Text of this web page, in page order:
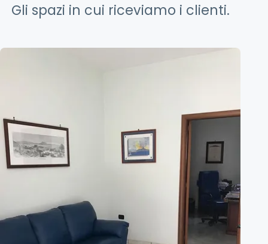
Gli spazi in cui riceviamo i clienti.